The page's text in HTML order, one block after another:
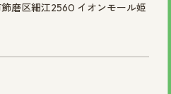
磨区細江2560 イオンモール姫